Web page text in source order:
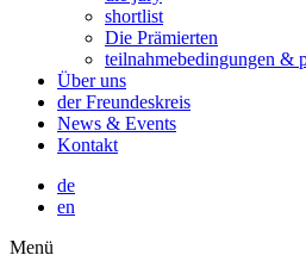
shortlist
Die Prämierten
teilnahmebedingungen &
Über uns
der Freundeskreis
News & Events
Kontakt
de
en
Menü